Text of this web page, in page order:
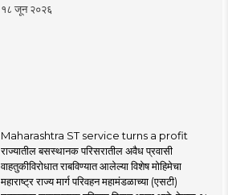
१८ जून २०२६
Maharashtra ST service turns a profit
राज्यातील बसस्थानक परिसरातील अवैध प्रवासी
वाहतुकीविरोधात राबविण्यात आलेल्या विशेष मोहिमेचा
महाराष्ट्र राज्य मार्ग परिवहन महामंडळाच्या (एसटी)